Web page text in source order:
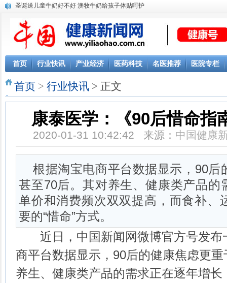
圣诞送儿童牛奶好不好 澳牧牛奶给孩子体贴呵护
首页 行业快讯 产业经济 医药科技 名医推荐 医院专栏
首页 > 行业快讯 > 正文
康泰医学：《90后惜命指
2020-01-31 10:42:42 来源： 中国健康
根据淘宝电商平台数据显示，90后
甚至70后。其对养生、健康类产品的
单价和消费频次双双提高，而食补、
要的“惜命”方式。
近日，中国新闻网微博官方号发布
商平台数据显示，90后的健康焦虑更
养生、健康类产品的需求正在逐年增